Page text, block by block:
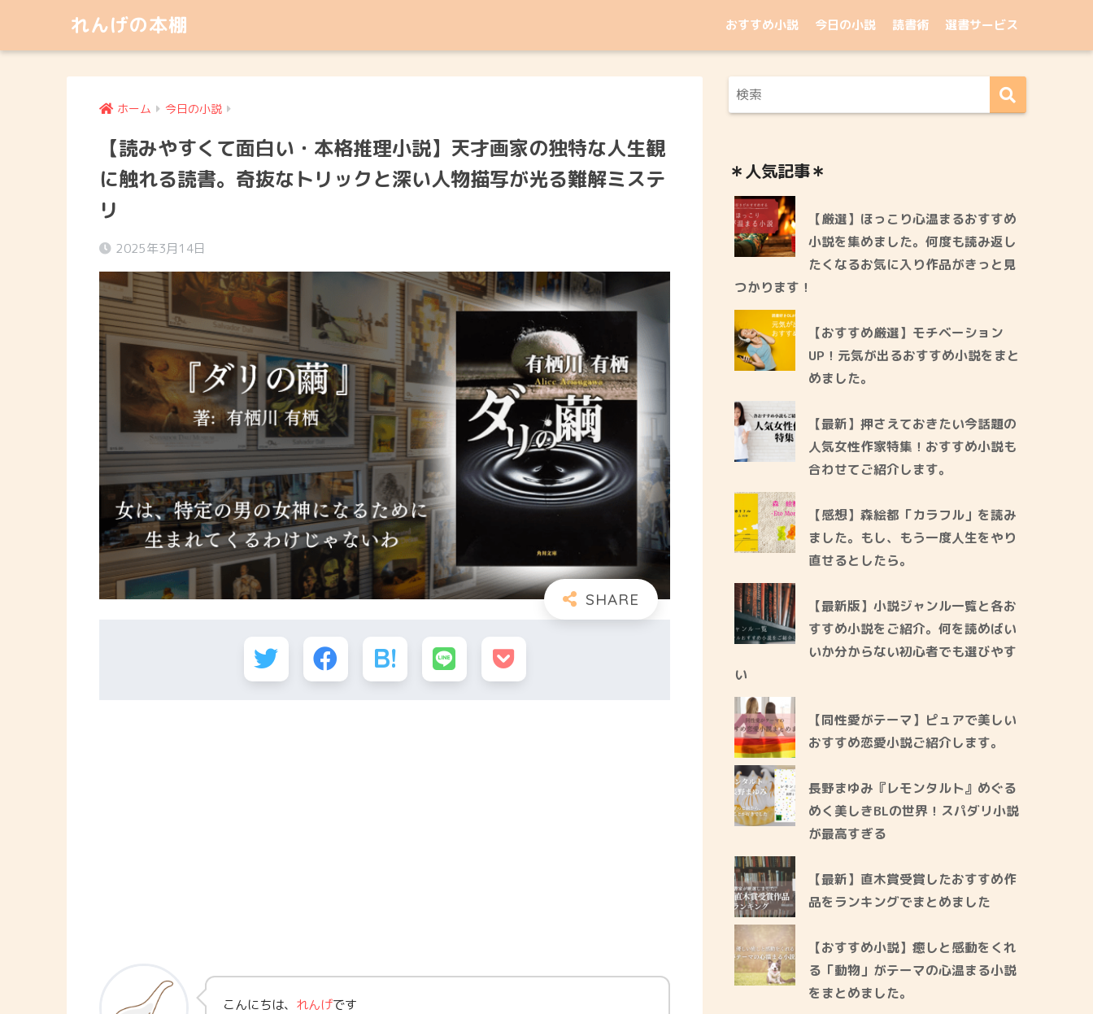
れんげの本棚 おすすめ小説 今日の小説 読書術 選書サービス
ホーム 今日の小説
【読みやすくて面白い・本格推理小説】天才画家の独特な人生観
に触れる読書。奇抜なトリックと深い人物描写が光る難解ミステ
リ
2025年3月14日
こんにちは、 れんげです
＊人気記事＊
【厳選】ほっこり心温まるおすすめ
小説を集めました。何度も読み返し
たくなるお気に入り作品がきっと見
つかります！
【おすすめ厳選】モチベーション
UP！元気が出るおすすめ小説をまと
めました。
【最新】押さえておきたい今話題の
人気女性作家特集！おすすめ小説も
合わせてご紹介します。
【感想】森絵都「カラフル」を読み
ました。もし、もう一度人生をやり
直せるとしたら。
【最新版】小説ジャンル一覧と各お
すすめ小説をご紹介。何を読めばい
いか分からない初心者でも選びやす
い
【同性愛がテーマ】ピュアで美しい
おすすめ恋愛小説ご紹介します。
長野まゆみ『レモンタルト』めぐる
めく美しきBLの世界！スパダリ小説
が最高すぎる
【最新】直木賞受賞したおすすめ作
品をランキングでまとめました
【おすすめ小説】癒しと感動をくれ
る「動物」がテーマの心温まる小説
をまとめました。